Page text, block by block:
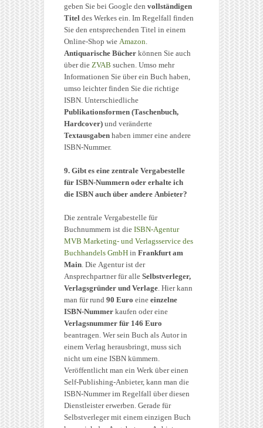
geben Sie bei Google den vollständigen
Titel des Werkes ein. Im Regelfall finden
Sie den entsprechenden Titel in einem
Online-Shop wie Amazon.
Antiquarische Bücher können Sie auch
über die ZVAB suchen. Umso mehr
Informationen Sie über ein Buch haben,
umso leichter finden Sie die richtige
ISBN. Unterschiedliche
Publikationsformen (Taschenbuch,
Hardcover) und veränderte
Textausgaben haben immer eine andere
ISBN-Nummer.
9. Gibt es eine zentrale Vergabestelle
für ISBN-Nummern oder erhalte ich
die ISBN auch über andere Anbieter?
Die zentrale Vergabestelle für
Buchnummern ist die ISBN-Agentur
MVB Marketing- und Verlagsservice des
Buchhandels GmbH in Frankfurt am
Main. Die Agentur ist der
Ansprechpartner für alle Selbstverleger,
Verlagsgründer und Verlage. Hier kann
man für rund 90 Euro eine einzelne
ISBN-Nummer kaufen oder eine
Verlagsnummer für 146 Euro
beantragen. Wer sein Buch als Autor in
einem Verlag herausbringt, muss sich
nicht um eine ISBN kümmern.
Veröffentlicht man ein Werk über einen
Self-Publishing-Anbieter, kann man die
ISBN-Nummer im Regelfall über diesen
Dienstleister erwerben. Gerade für
Selbstverleger mit einem einzigen Buch